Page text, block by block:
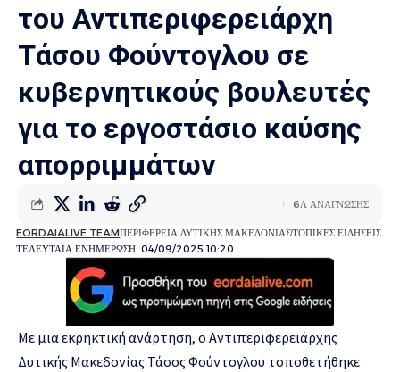
του Αντιπεριφερειάρχη
Τάσου Φούντογλου σε
κυβερνητικούς βουλευτές
για το εργοστάσιο καύσης
απορριμμάτων
ΤΕΛΕΥΤΑΙΑ ΕΝΗΜΕΡΩΣΗ: 04/09/2025 10:20
EORDAIALIVE TEAMΠΕΡΙΦΕΡΕΙΑ ΔΥΤΙΚΗΣ ΜΑΚΕΔΟΝΙΑΣΤΟΠΙΚΕΣ ΕΙΔΗΣΕΙΣ
6Λ ΑΝΑΓΝΩΣΗΣ
Με μια εκρηκτική ανάρτηση, ο Αντιπεριφερειάρχης
Δυτικής Μακεδονίας Τάσος Φούντογλου τοποθετήθηκε